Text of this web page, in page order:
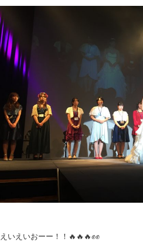
えいえいおーー！！🔥🔥🔥✊️✊️